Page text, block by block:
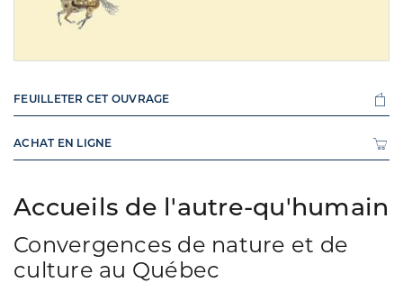
Accueils de l'autre-qu'humain
Convergences de nature et de
culture au Québec
FEUILLETER CET OUVRAGE
ACHAT EN LIGNE